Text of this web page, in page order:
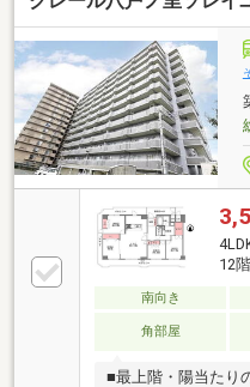
12
南向き
角部屋
■最上階・陽当たり